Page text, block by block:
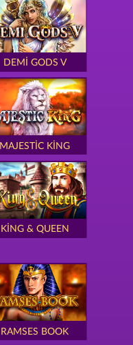
DEMI GODS V
MAJESTIC KING
KING & QUEEN
RAMSES BOOK